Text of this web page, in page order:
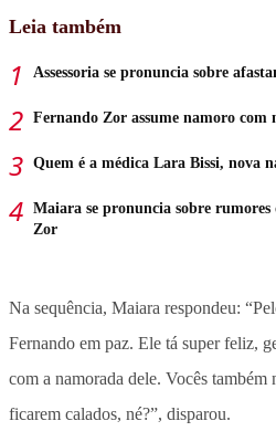
Leia também
Assessoria se pronuncia sobre
Fernando Zor assume namoro com
Quem é a médica Lara Bissi, nova
Maiara se pronuncia sobre
Zor
Na sequência, Maiara respondeu:
Fernando em paz. Ele tá super feliz,
com a namorada dele. Vocês
ficarem calados, né?”, disparou.